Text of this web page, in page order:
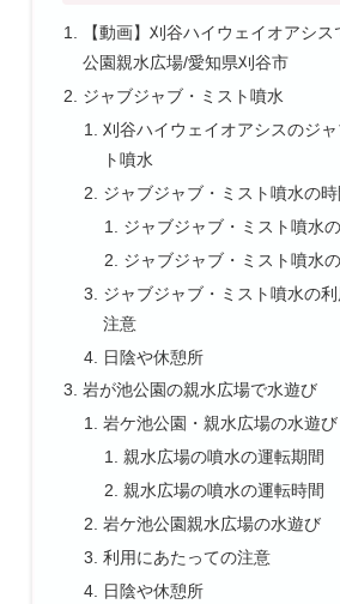
【動画】刈谷ハイウェイオアシ
公園親水広場/愛知県刈谷市
ジャブジャブ・ミスト噴水
刈谷ハイウェイオアシスのジ
ト噴水
ジャブジャブ・ミスト噴水の時
ジャブジャブ・ミスト噴水
ジャブジャブ・ミスト噴水
ジャブジャブ・ミスト噴水の
注意
日陰や休憩所
岩が池公園の親水広場で水遊び
岩ケ池公園・親水広場の水遊
親水広場の噴水の運転期間
親水広場の噴水の運転時間
岩ケ池公園親水広場の水遊び
利用にあたっての注意
日陰や休憩所